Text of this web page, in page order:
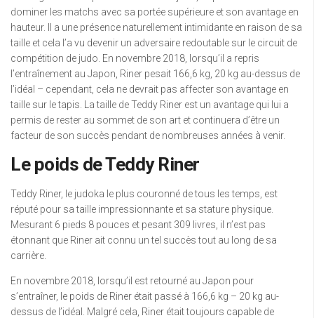
dominer les matchs avec sa portée supérieure et son avantage en
hauteur. Il a une présence naturellement intimidante en raison de sa
taille et cela l’a vu devenir un adversaire redoutable sur le circuit de
compétition de judo. En novembre 2018, lorsqu’il a repris
l’entraînement au Japon, Riner pesait 166,6 kg, 20 kg au-dessus de
l’idéal – cependant, cela ne devrait pas affecter son avantage en
taille sur le tapis. La taille de Teddy Riner est un avantage qui lui a
permis de rester au sommet de son art et continuera d’être un
facteur de son succès pendant de nombreuses années à venir.
Le poids de Teddy Riner
Teddy Riner, le judoka le plus couronné de tous les temps, est
réputé pour sa taille impressionnante et sa stature physique.
Mesurant 6 pieds 8 pouces et pesant 309 livres, il n’est pas
étonnant que Riner ait connu un tel succès tout au long de sa
carrière.
En novembre 2018, lorsqu’il est retourné au Japon pour
s’entraîner, le poids de Riner était passé à 166,6 kg – 20 kg au-
dessus de l’idéal. Malgré cela, Riner était toujours capable de